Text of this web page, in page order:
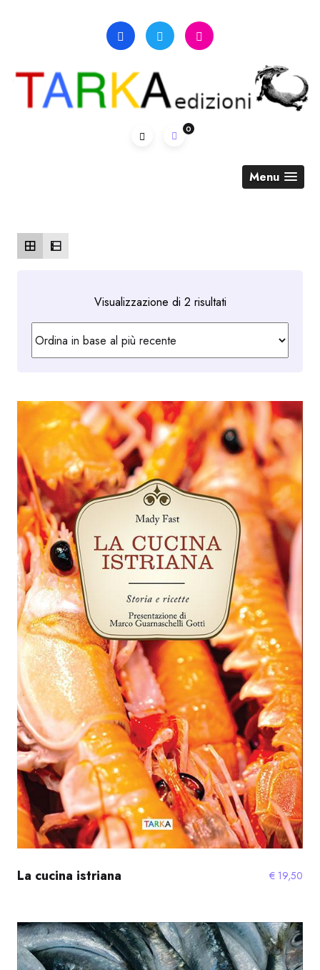
0
Menu
Visualizzazione di 2 risultatiOrdina
in
al
recente
La cucina istriana € 19,50